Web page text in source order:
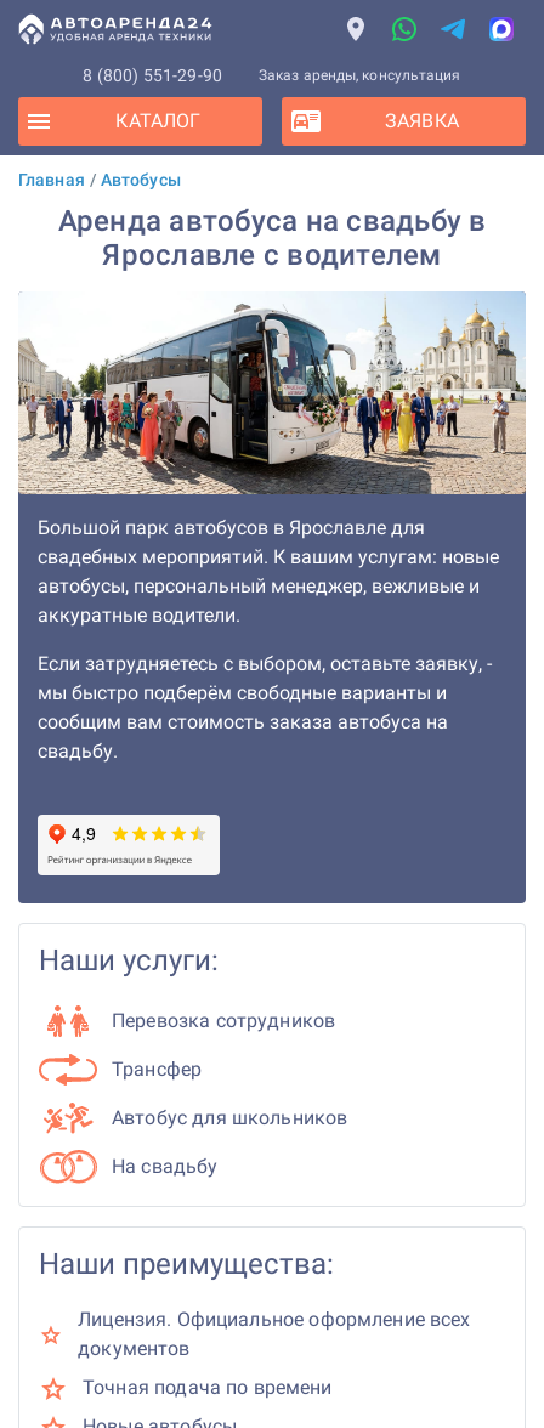
8 (800) 551-29-90 Заказ аренды, консультация
КАТАЛОГ ЗАЯВКА
Главная / Автобусы
Аренда автобуса на свадьбу в
Ярославле с водителем
Большой парк автобусов в Ярославле для
свадебных мероприятий. К вашим услугам: новые
автобусы, персональный менеджер, вежливые и
аккуратные водители.
Если затрудняетесь с выбором, оставьте заявку, -
мы быстро подберём свободные варианты и
сообщим вам стоимость заказа автобуса на
свадьбу.
Наши услуги:
Перевозка сотрудников
Трансфер
Автобус для школьников
На свадьбу
Наши преимущества:
Лицензия. Официальное оформление всех
документов
Точная подача по времени